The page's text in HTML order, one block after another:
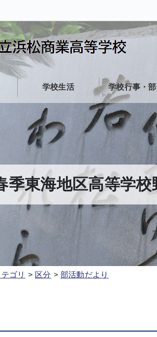
学校生活 学校行事・
季東海地区高等学
ゴリ 区分 部活動だより